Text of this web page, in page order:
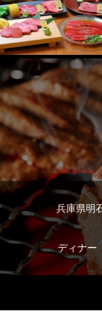
た
兵庫県明
ディナ